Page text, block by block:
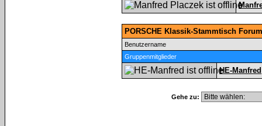
PORSCHE Klassik-Stammtisch
Benutzername
Gruppenmitglieder
HE-Manfred
Gehe zu: